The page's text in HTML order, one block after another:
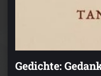
Gedichte: